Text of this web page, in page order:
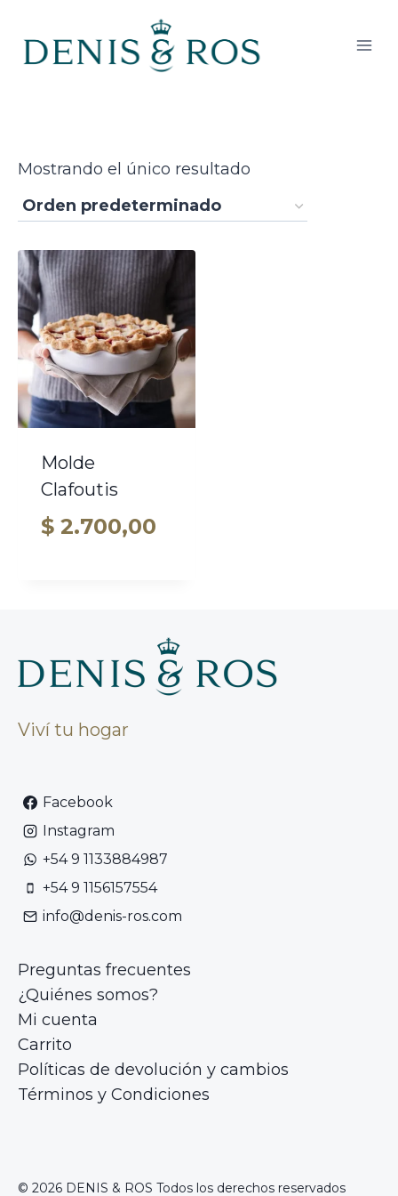
contenido
Mostrando el único resultado
Molde
Clafoutis
$ 2.700,00
Viví tu hogar
Facebook
Instagram
+54 9 1133884987
+54 9 1156157554
info@denis-ros.com
Preguntas frecuentes
¿Quiénes somos?
Mi cuenta
Carrito
Políticas de devolución y cambios
Términos y Condiciones
© 2026 DENIS & ROS Todos los derechos reservados